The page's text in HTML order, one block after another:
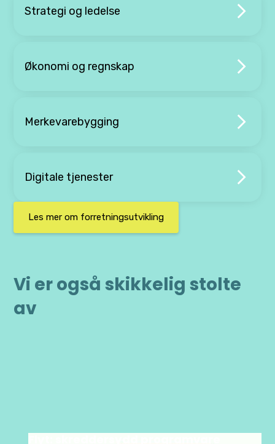
Strategi og ledelse
Økonomi og regnskap
Merkevarebygging
Digitale tjenester
Les mer om forretningsutvikling
Vi er også skikkelig stolte
av